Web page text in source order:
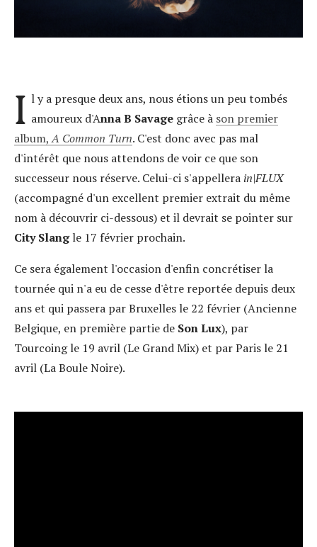
I l y a presque deux ans, nous étions un peu tombés
amoureux d'Anna B Savagegrâce à son premier
album,A Common Turn. C'est donc avec pas mal
d'intérêt que nous attendons de voir ce que son
successeur nous réserve. Celui-ci s'appellera in|FLUX
(accompagné d'un excellent premier extrait du même
nom à découvrir ci-dessous) et il devrait se pointer sur
City Slangle 17 février prochain.
Ce sera également l'occasion d'enfin concrétiser la
tournée qui n'a eu de cesse d'être reportée depuis deux
ans et qui passera par Bruxelles le 22 février (Ancienne
Belgique, en première partie de Son Lux), par
Tourcoing le 19 avril (Le Grand Mix) et par Paris le 21
avril (La Boule Noire).